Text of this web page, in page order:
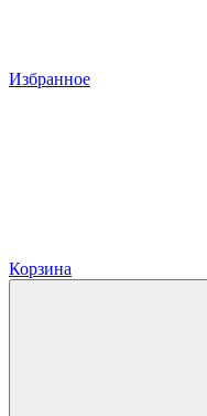
Избранное
Корзина